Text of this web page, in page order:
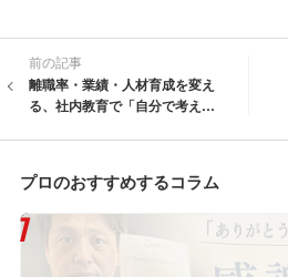
前の記事
離職率・業績・人材育成を変え
る、社内教育で「自分で考えて
プロのおすすめするコラム